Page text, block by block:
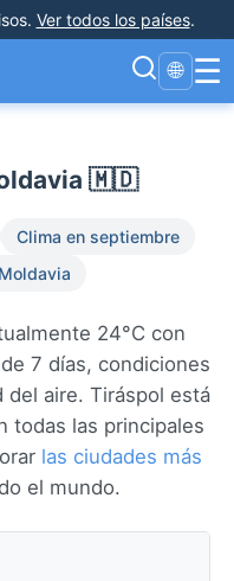
. Ver todos los países.
🌐 ☰
🇲🇩
Clima en septiembre
24°C con
7 días, condiciones
del aire. Tiráspol está
todas las principales
las ciudades más
el mundo.